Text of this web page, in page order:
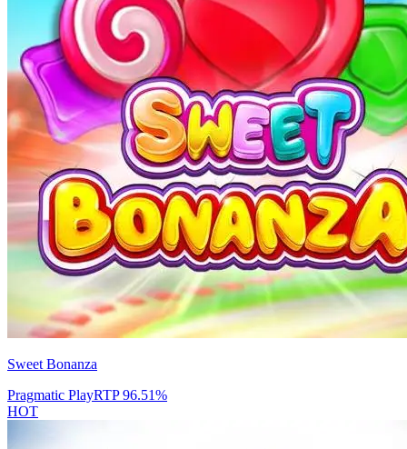
Sweet Bonanza
Pragmatic PlayRTP96.51%
HOT